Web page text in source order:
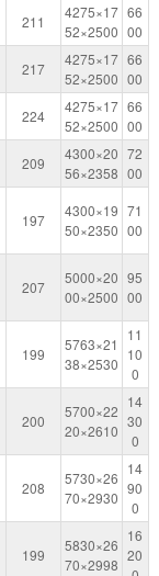
211
4275×17
52×2500
66
00
217
4275×17
52×2500
66
00
224
4275×17
52×2500
66
00
209
4300×20
56×2358
72
00
197
4300×19
50×2350
71
00
207
5000×20
00×2500
95
00
199
5763×21
38×2530
11
10
0
200
5700×22
20×2610
14
30
0
208
5730×26
70×2930
14
90
0
199
5830×26
70×2998
16
20